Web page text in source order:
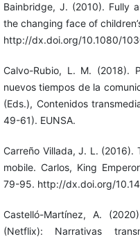
Bainbridge, J. (2010). Fully
the changing face of
http://dx.doi.org/10.1080/
Calvo-Rubio, L. M. (2018).
nuevos tiempos de la
(Eds.), Contenidos
49-61). EUNSA.
Carreño Villada, J. L. (2016).
mobile. Carlos, King
79-95. http://dx.doi.org/
Castelló-Martínez, A.
(Netflix): Narrativas